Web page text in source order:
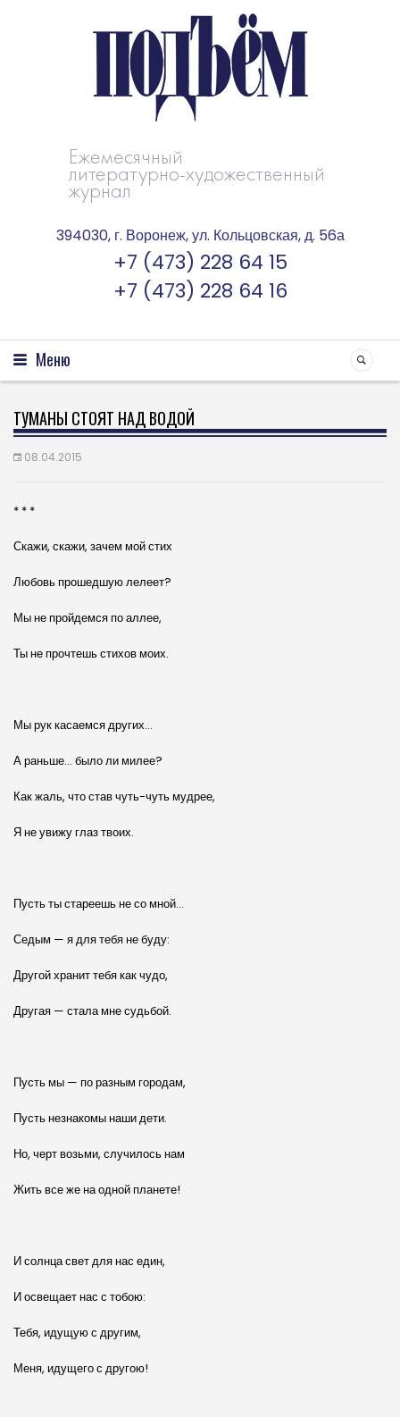
Ежемесячный
литературно-художественный
журнал
394030, г. Воронеж, ул. Кольцовская, д. 56а
+7 (473) 228 64 15
+7 (473) 228 64 16
Меню
ТУМАНЫ СТОЯТ НАД ВОДОЙ
08.04.2015
* * *
Скажи, скажи, зачем мой стих
Любовь прошедшую лелеет?
Мы не пройдемся по аллее,
Ты не прочтешь стихов моих.
Мы рук касаемся других…
А раньше… было ли милее?
Как жаль, что став чуть-чуть мудрее,
Я не увижу глаз твоих.
Пусть ты стареешь не со мной…
Седым — я для тебя не буду:
Другой хранит тебя как чудо,
Другая — стала мне судьбой.
Пусть мы — по разным городам,
Пусть незнакомы наши дети.
Но, черт возьми, случилось нам
Жить все же на одной планете!
И солнца свет для нас един,
И освещает нас с тобою:
Тебя, идущую с другим,
Меня, идущего с другою!